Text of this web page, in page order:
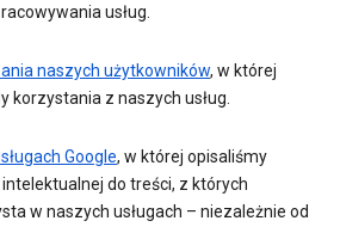
usług.
naszych użytkowników, w której
korzystania z naszych usług.
Google, w której opisaliśmy
do treści, z których
w naszych usługach – niezależnie od